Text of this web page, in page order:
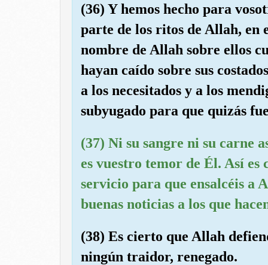
(36) Y hemos hecho para
parte de los ritos de Allah, en
nombre de Allah sobre ellos
hayan caído sobre sus
a los necesitados y a los
subyugado para que quizás
(37) Ni su sangre ni su carne
es vuestro temor de Él. Así es
servicio para que ensalcéis a
buenas noticias a los que
(38) Es cierto que Allah
ningún traidor, renegado.